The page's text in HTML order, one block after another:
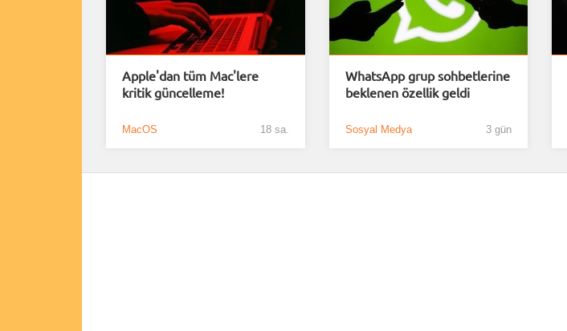
Apple'dan tüm Mac'lere
kritik güncelleme!
MacOS 18 sa.
WhatsApp grup sohbetlerine
beklenen özellik geldi
Sosyal Medya 3 gün